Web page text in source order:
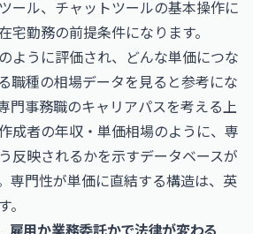
ール、チャットツールの基本操作に
宅勤務の前提条件になります。
ように評価され、どんな単価につな
職種の相場データを見ると参考にな
門事務職のキャリアパスを考える上
成者の年収・単価相場のように、専
反映されるかを示すデータベースが
専門性が単価に直結する構造は、英
雇用か業務委託かで法律が変わる